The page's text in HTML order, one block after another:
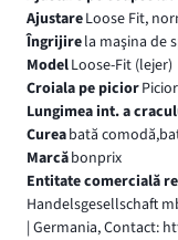
AjustareLoose Fit,
Îngrijirela maşina de
ModelLoose-Fit (lejer)
Croiala pe picior
Lungimea int. a
Cureabată
Marcăbonprix
Entitate comercială
Handelsgesellschaft
| Germania, Contact: